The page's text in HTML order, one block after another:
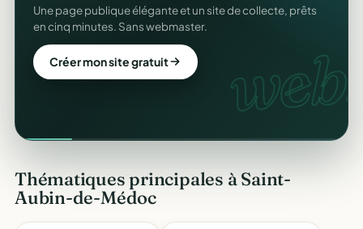
web.
Une page publique élégante et un site de collecte, prêts
en cinq minutes. Sans webmaster.
Créer mon site gratuit
Thématiques principales à Saint-
Aubin-de-Médoc